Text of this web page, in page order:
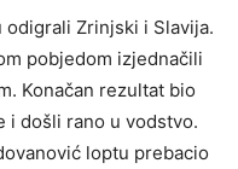
odigrali Zrinjski i Slavija.
pobjedom izjednačili
Konačan rezultat bio
i došli rano u vodstvo.
loptu prebacio